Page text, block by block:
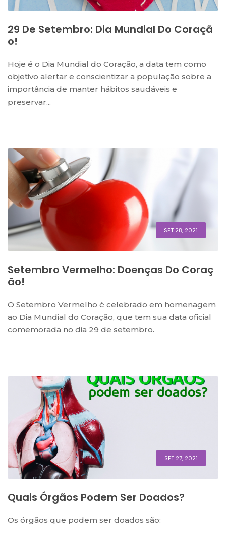
29 De Setembro: Dia Mundial Do Coraçã
O!
Hoje é o Dia Mundial do Coração, a data tem como
objetivo alertar e conscientizar a população sobre a
importância de manter hábitos saudáveis e
preservar...
SET 28, 2021
Setembro Vermelho: Doenças Do Coraç
Ão!
O Setembro Vermelho é celebrado em homenagem
ao Dia Mundial do Coração, que tem sua data oficial
comemorada no dia 29 de setembro.
SET 27, 2021
Quais Órgãos Podem Ser Doados?
Os órgãos que podem ser doados são: